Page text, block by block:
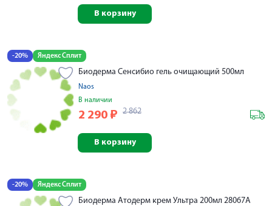
В корзину
-20% Яндекс Сплит
Биодерма Сенсибио гель очищающий 500мл
Naos
В наличии
2 290 ₽ 2 862
В корзину
-20% Яндекс Сплит
Биодерма Атодерм крем Ультра 200мл 28067A